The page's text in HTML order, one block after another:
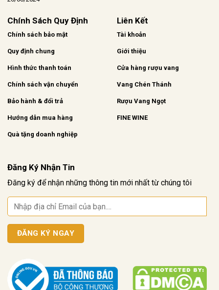
Chính Sách Quy Định
Chính sách bảo mật
Quy định chung
Hình thức thanh toán
Chính sách vận chuyển
Bảo hành & đổi trả
Hướng dẫn mua hàng
Quà tặng doanh nghiệp
Liên Kết
Tài khoản
Giới thiệu
Cửa hàng rượu vang
Vang Chén Thánh
Rượu Vang Ngọt
FINE WINE
Đăng Ký Nhận Tin
Đăng ký để nhận những thông tin mới nhất từ chúng tôi